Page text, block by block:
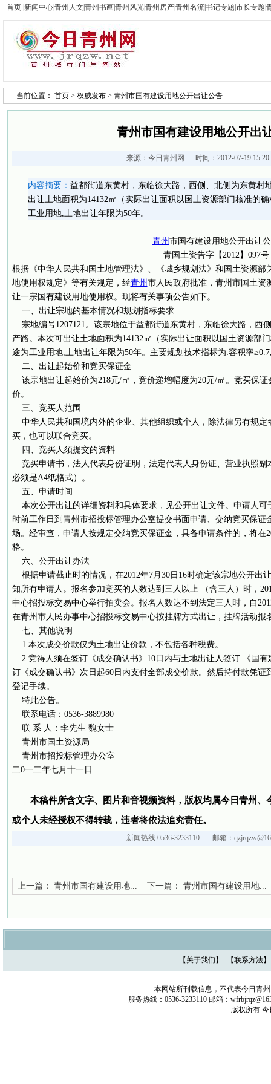
首页 新闻中心青州人文 青州书画青州风光青州房产青州名流书记专题 市长专题
当前位置： 首页 > 权威发布 > 青州市国有建设用地公开出让公告
青州市国有建设用地公开出
来源： 今日青州网 时间：2012-07-19
内容摘要： 益都街道东黄村，东临徐大路，西侧、北侧为东黄村
出让土地面积为14132㎡（实际出让面积以国土资源部门核准的
工业用地,土地出让年限为50年。
青州 市国有建设用地公开出让
青国土资告字【2012】097号
根据《中华人民共和国土地管理法》、《城乡规划法》和国土资源部
地使用权规定》等有关规定，经青州 市人民政府批准，青州市国土资
让一宗国有建设用地使用权。现将有关事项公告如下。
一、出让宗地的基本情况和规划指标要求
宗地编号1207121。该宗地位于益都街道东黄村，东临徐大路，西
产路。本次可出让土地面积为14132㎡（实际出让面积以国土资源部
途为工业用地,土地出让年限为50年。主要规划技术指标为:容积率
二、出让起始价和竞买保证金
该宗地出让起始价为218元/㎡，竞价递增幅度为20元/㎡。竞买保证
价。
三、竞买人范围
中华人民共和国境内外的企业、其他组织或个人，除法律另有规定
买，也可以联合竞买。
四、竞买人须提交的资料
竞买申请书，法人代表身份证明，法定代表人身份证、营业执照副
必须是A4纸格式）。
五、申请时间
本次公开出让的详细资料和具体要求，见公开出让文件。申请人可
时前工作日到青州市招投标管理办公室提交书面申请、交纳竞买保证
场。经审查，申请人按规定交纳竞买保证金，具备申请条件的，将在
格。
六、公开出让办法
根据申请截止时的情况，在2012年7月30日16时确定该宗地公开出
知所有申请人。报名参加竞买的人数达到三人以上 （含三人）时，
中心招投标交易中心举行拍卖会。报名人数达不到法定三人时，自
在青州市人民办事中心招投标交易中心按挂牌方式出让，挂牌活动报
七、其他说明
1.本次成交价款仅为土地出让价款，不包括各种税费。
2.竞得人须在签订《成交确认书》10日内与土地出让人签订 《国有
订《成交确认书》次日起60日内支付全部成交价款。然后持付款凭证
登记手续。
特此公告。
联系电话：0536-3889980
联 系 人：李先生 魏女士
青州市国土资源局
青州市招投标管理办公室
二0一二年七月十一日
本稿件所含文字、图片和音视频资料，版权均属今日青州、
或个人未经授权不得转载，违者将依法追究责任。
新闻热线:0536-3233110 邮箱：
上一篇： 青州市国有建设用地... 下一篇： 青州市国有建设用地...
【 关于我们 】- 【联系方法
本网站所刊载信息，不代表今日青
服务热线：0536-3233110 邮箱：
版权所有 今